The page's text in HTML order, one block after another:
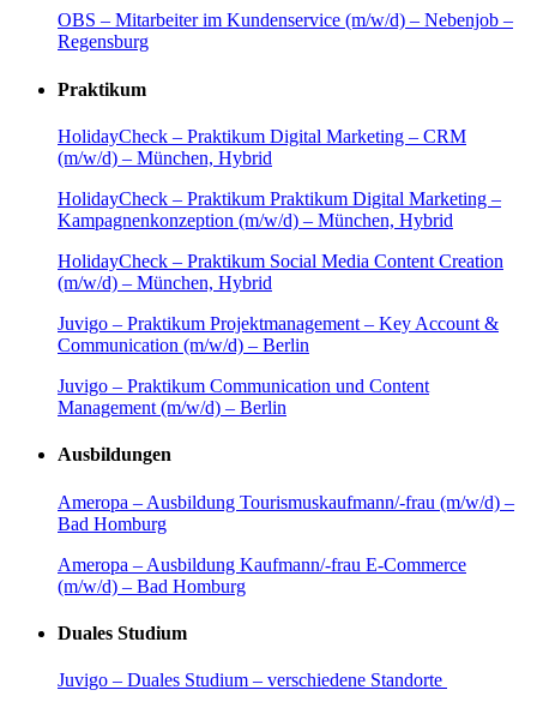
OBS – Mitarbeiter im Kundenservice (m/w/d) – Nebenjob –
Regensburg
Praktikum
HolidayCheck – Praktikum Digital Marketing – CRM
(m/w/d) – München, Hybrid
HolidayCheck – Praktikum Praktikum Digital Marketing –
Kampagnenkonzeption (m/w/d) – München, Hybrid
HolidayCheck – Praktikum Social Media Content Creation
(m/w/d) – München, Hybrid
Juvigo – Praktikum Projektmanagement – Key Account &
Communication (m/w/d) – Berlin
Juvigo – Praktikum Communication und Content
Management (m/w/d) – Berlin
Ausbildungen
Ameropa – Ausbildung Tourismuskaufmann/-frau (m/w/d) –
Bad Homburg
Ameropa – Ausbildung Kaufmann/-frau E-Commerce
(m/w/d) – Bad Homburg
Duales Studium
Juvigo – Duales Studium – verschiedene Standorte